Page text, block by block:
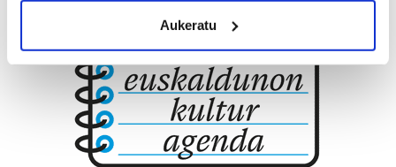
meters
Identify your device by actively scanning it for
specific characteristics (fingerprinting)
Find out more about how your personal data is processed
and set your preferences in thedetails section
Guk eta gure bazkideek zure datu pertsonalak
prozesatzen ditugu, zure IP zenbakia, besteak beste,
Aukeratu